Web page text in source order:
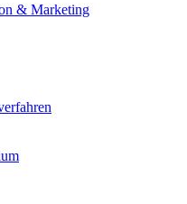
& Marketing